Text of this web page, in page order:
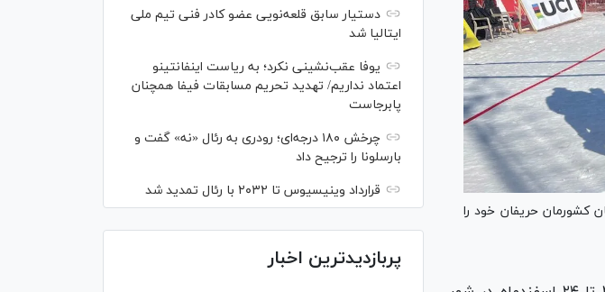
شد و ملی‌پوشان کشورمان حریفان خود را
دستیار سابق قلعه‌نویی عضو کادر فنی تیم ملی
ایتالیا شد
یوفا عقب‌نشینی نکرد؛ به ریاست اینفانتینو
اعتماد نداریم/ تهدید تحریم مسابقات فیفا همچنان
پابرجاست
چرخش ۱۸۰ درجه‌ای؛ رودری به رئال «نه» گفت و
بارسلونا را ترجیح داد
قرارداد وینیسیوس تا ۲۰۳۲ با رئال‌ تمدید شد
پربازدیدترین اخبار